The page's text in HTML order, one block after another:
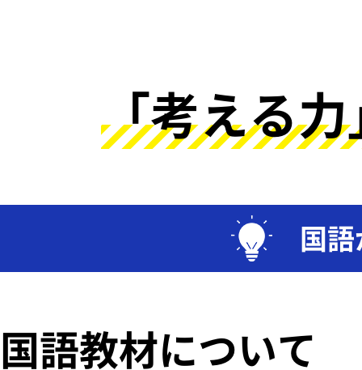
「考える力
国
国語教材について